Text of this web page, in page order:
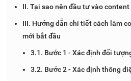
II. Tại sao nên đầu tư vào content
III. Hướng dẫn chi tiết cách làm
mới bắt đầu
3.1. Bước 1 - Xác định đối
3.2. Bước 2 - Xác định thông